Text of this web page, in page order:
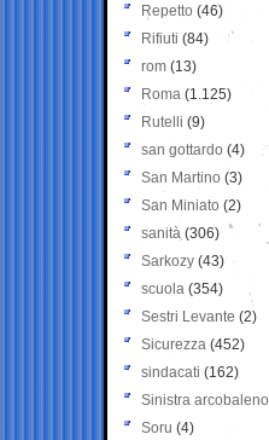
Repetto (46)
Rifiuti (84)
rom (13)
Roma (1.125)
Rutelli (9)
san gottardo (4)
San Martino (3)
San Miniato (2)
sanità (306)
Sarkozy (43)
scuola (354)
Sestri Levante (2)
Sicurezza (452)
sindacati (162)
Sinistra arcobaleno
Soru (4)